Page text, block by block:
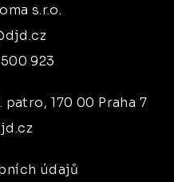
s.r.o.
923
patro, 170 00 Praha 7
údajů